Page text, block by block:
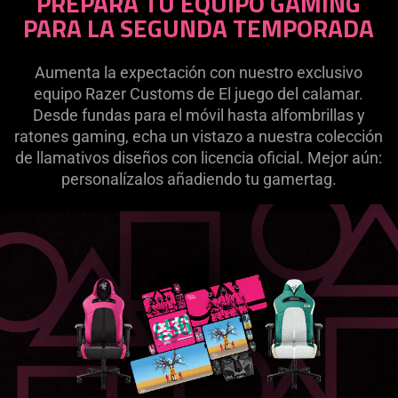
PARA LA SEGUNDA TEMPORADA
Aumenta la expectación con nuestro exclusivo
equipo Razer Customs de El juego del calamar.
Desde fundas para el móvil hasta alfombrillas y
ratones gaming, echa un vistazo a nuestra colección
de llamativos diseños con licencia oficial. Mejor aún:
personalízalos añadiendo tu gamertag.